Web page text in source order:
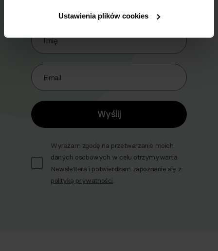
Ustawienia plików cookies
Imię
Email
Wyślij
Wyrażam zgodę na przetwarzanie moich
danych osobowych w celu otrzymywania
Newslettera i potwierdzam zapoznanie się z
polityką prywatności.